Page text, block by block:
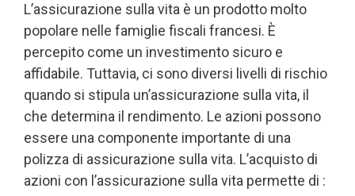
L’assicurazione sulla vita è un prodotto molto
popolare nelle famiglie fiscali francesi. È
percepito come un investimento sicuro e
affidabile. Tuttavia, ci sono diversi livelli di rischio
quando si stipula un’assicurazione sulla vita, il
che determina il rendimento. Le azioni possono
essere una componente importante di una
polizza di assicurazione sulla vita. L’acquisto di
azioni con l’assicurazione sulla vita permette di :